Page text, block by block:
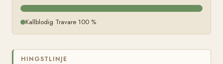
Kallblodig Travare 100 %
HINGSTLINJE